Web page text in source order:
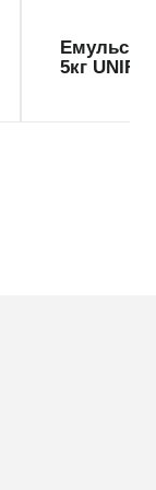
Емульсія
5кг UNIFIX